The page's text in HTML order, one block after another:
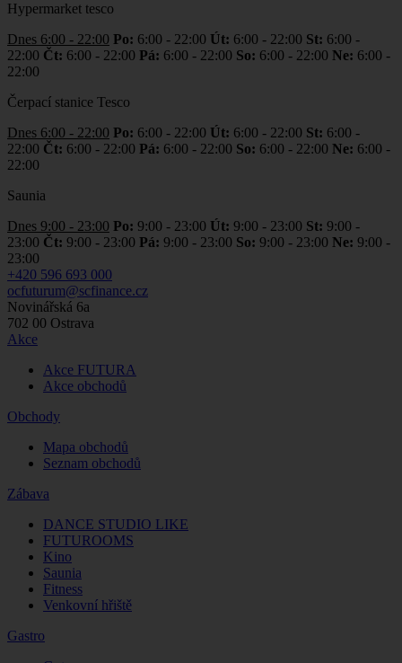
Hypermarket tesco
Dnes 6:00 - 22:00 Po: 6:00 - 22:00 Út: 6:00 - 22:00 St: 6:00 -
22:00 Čt: 6:00 - 22:00 Pá: 6:00 - 22:00 So: 6:00 - 22:00 Ne: 6:00 -
22:00
Čerpací stanice Tesco
Dnes 6:00 - 22:00 Po: 6:00 - 22:00 Út: 6:00 - 22:00 St: 6:00 -
22:00 Čt: 6:00 - 22:00 Pá: 6:00 - 22:00 So: 6:00 - 22:00 Ne: 6:00 -
22:00
Saunia
Dnes 9:00 - 23:00 Po: 9:00 - 23:00 Út: 9:00 - 23:00 St: 9:00 -
23:00 Čt: 9:00 - 23:00 Pá: 9:00 - 23:00 So: 9:00 - 23:00 Ne: 9:00 -
23:00
+420 596 693 000
ocfuturum@scfinance.cz
Novinářská 6a
702 00 Ostrava
Akce
Akce FUTURA
Akce obchodů
Obchody
Mapa obchodů
Seznam obchodů
Zábava
DANCE STUDIO LIKE
FUTUROOMS
Kino
Saunia
Fitness
Venkovní hřiště
Gastro